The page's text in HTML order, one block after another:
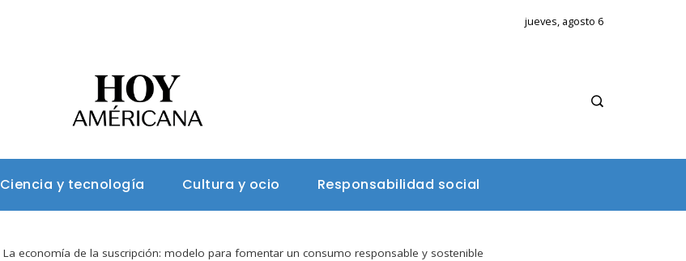
jueves, agosto 6
Ciencia y tecnología Cultura y ocio Responsabilidad social
La economía de la suscripción: modelo para fomentar un consumo responsable y sostenible